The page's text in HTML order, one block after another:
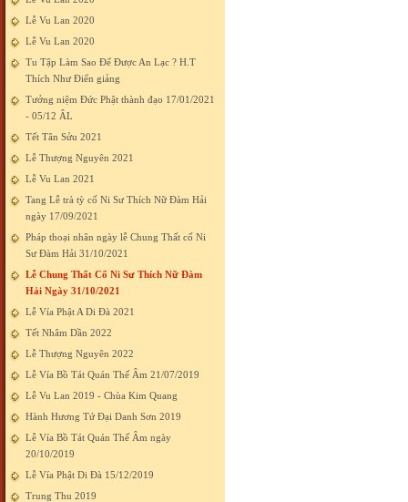
Lễ Vu Lan 2020
Lễ Vu Lan 2020
Tu Tập Làm Sao Để Được An Lạc ? H.T
Thích Như Điển giảng
Tưởng niệm Đức Phật thành đạo 17/01/2021
- 05/12 ÂL
Tết Tân Sửu 2021
Lễ Thượng Nguyên 2021
Lễ Vu Lan 2021
Tang Lễ trà tỳ cố Ni Sư Thích Nữ Đàm Hải
ngày 17/09/2021
Pháp thoại nhân ngày lễ Chung Thất cố Ni
Sư Đàm Hải 31/10/2021
Lễ Chung Thất Cố Ni Sư Thích Nữ Đàm
Hải Ngày 31/10/2021
Lễ Vía Phật A Di Đà 2021
Tết Nhâm Dần 2022
Lễ Thượng Nguyên 2022
Lễ Vía Bồ Tát Quán Thế Âm 21/07/2019
Lễ Vu Lan 2019 - Chùa Kim Quang
Hành Hương Tứ Đại Danh Sơn 2019
Lễ Vía Bồ Tát Quán Thế Âm ngày
20/10/2019
Lễ Vía Phật Di Đà 15/12/2019
Trung Thu 2019